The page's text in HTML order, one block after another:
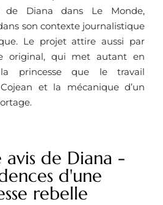
de Diana dans Le Monde,
son contexte journalistique
Le projet attire aussi par
original, qui met autant en
princesse que le travail
Cojean et la mécanique d’un
avis de Diana -
d'une
rebelle